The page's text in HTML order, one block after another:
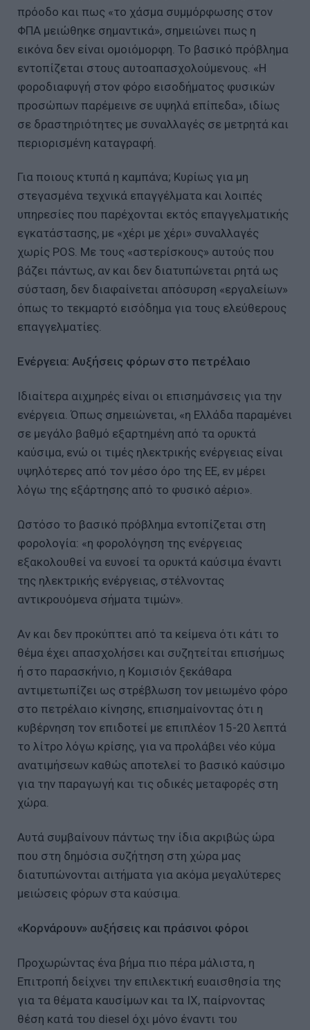
πρόοδο και πως «το χάσμα συμμόρφωσης στον
ΦΠΑ μειώθηκε σημαντικά», σημειώνει πως η
εικόνα δεν είναι ομοιόμορφη. Το βασικό πρόβλημα
εντοπίζεται στους αυτοαπασχολούμενους. «Η
φοροδιαφυγή στον φόρο εισοδήματος φυσικών
προσώπων παρέμεινε σε υψηλά επίπεδα», ιδίως
σε δραστηριότητες με συναλλαγές σε μετρητά και
περιορισμένη καταγραφή.
Για ποιους κτυπά η καμπάνα; Κυρίως για μη
στεγασμένα τεχνικά επαγγέλματα και λοιπές
υπηρεσίες που παρέχονται εκτός επαγγελματικής
εγκατάστασης, με «χέρι με χέρι» συναλλαγές
χωρίς POS. Με τους «αστερίσκους» αυτούς που
βάζει πάντως, αν και δεν διατυπώνεται ρητά ως
σύσταση, δεν διαφαίνεται απόσυρση «εργαλείων»
όπως το τεκμαρτό εισόδημα για τους ελεύθερους
επαγγελματίες.
Ενέργεια: Αυξήσεις φόρων στο πετρέλαιο
Ιδιαίτερα αιχμηρές είναι οι επισημάνσεις για την
ενέργεια. Όπως σημειώνεται, «η Ελλάδα παραμένει
σε μεγάλο βαθμό εξαρτημένη από τα ορυκτά
καύσιμα, ενώ οι τιμές ηλεκτρικής ενέργειας είναι
υψηλότερες από τον μέσο όρο της ΕΕ, εν μέρει
λόγω της εξάρτησης από το φυσικό αέριο».
Ωστόσο το βασικό πρόβλημα εντοπίζεται στη
φορολογία: «η φορολόγηση της ενέργειας
εξακολουθεί να ευνοεί τα ορυκτά καύσιμα έναντι
της ηλεκτρικής ενέργειας, στέλνοντας
αντικρουόμενα σήματα τιμών».
Αν και δεν προκύπτει από τα κείμενα ότι κάτι το
θέμα έχει απασχολήσει και συζητείται επισήμως
ή στο παρασκήνιο, η Κομισιόν ξεκάθαρα
αντιμετωπίζει ως στρέβλωση τον μειωμένο φόρο
στο πετρέλαιο κίνησης, επισημαίνοντας ότι η
κυβέρνηση τον επιδοτεί με επιπλέον 15-20 λεπτά
το λίτρο λόγω κρίσης, για να προλάβει νέο κύμα
ανατιμήσεων καθώς αποτελεί το βασικό καύσιμο
για την παραγωγή και τις οδικές μεταφορές στη
χώρα.
Αυτά συμβαίνουν πάντως την ίδια ακριβώς ώρα
που στη δημόσια συζήτηση στη χώρα μας
διατυπώνονται αιτήματα για ακόμα μεγαλύτερες
μειώσεις φόρων στα καύσιμα.
«Κορνάρουν» αυξήσεις και πράσινοι φόροι
Προχωρώντας ένα βήμα πιο πέρα μάλιστα, η
Επιτροπή δείχνει την επιλεκτική ευαισθησία της
για τα θέματα καυσίμων και τα ΙΧ, παίρνοντας
θέση κατά του diesel όχι μόνο έναντι του